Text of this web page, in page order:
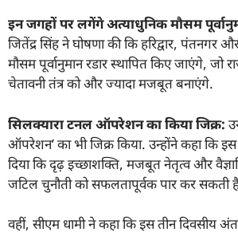
इन जगहों पर लगेंगे अत्याधुनिक मौसम
जितेंद्र सिंह ने घोषणा की कि हरिद्वार, पंतनगर
मौसम पूर्वानुमान रडार स्थापित किए जाएंगे, जो
चेतावनी तंत्र को और ज्यादा मजबूत बनाएंगे.
सिलक्यारा टनल ऑपरेशन का किया जिक्र:
ऑपरेशन’ का भी जिक्र किया. उन्होंने कहा कि
दिया कि दृढ़ इच्छाशक्ति, मजबूत नेतृत्व और
जटिल चुनौती को सफलतापूर्वक पार कर सकती
वहीं, सीएम धामी ने कहा कि इस तीन दिवसीय